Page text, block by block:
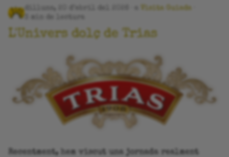
dilluns, 20 d’abril del 2026
Visita Guiada
3 min de lectura
L'Univers dolç de Trias
Recentment, hem viscut una jornada realment